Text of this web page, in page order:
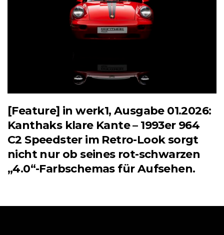
[Feature] in werk1, Ausgabe 01.2026:
Kanthaks klare Kante – 1993er 964
C2 Speedster im Retro-Look sorgt
nicht nur ob seines rot-schwarzen
„4.0“-Farbschemas für Aufsehen.